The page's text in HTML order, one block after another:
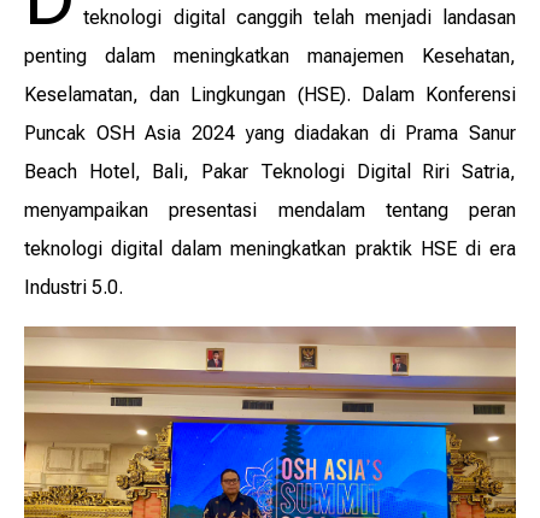
teknologi digital canggih telah menjadi landasan
penting dalam meningkatkan manajemen Kesehatan,
Keselamatan, dan Lingkungan (HSE). Dalam Konferensi
Puncak OSH Asia 2024 yang diadakan di Prama Sanur
Beach Hotel, Bali, Pakar Teknologi Digital Riri Satria,
menyampaikan presentasi mendalam tentang peran
teknologi digital dalam meningkatkan praktik HSE di era
Industri 5.0.